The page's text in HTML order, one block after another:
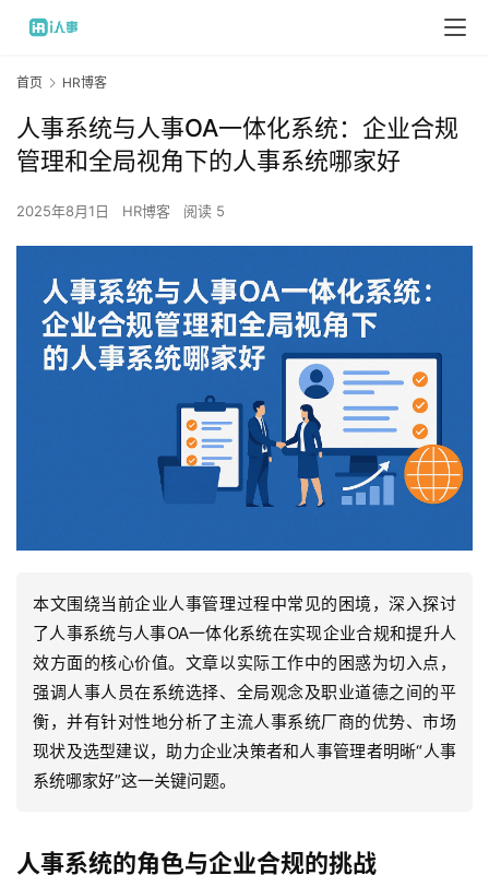
首页 HR博客
人事系统与人事OA一体化系统：企业合规
管理和全局视角下的人事系统哪家好
2025年8月1日 HR博客 阅读 5
本文围绕当前企业人事管理过程中常见的困境，深入探讨
了人事系统与人事OA一体化系统在实现企业合规和提升人
效方面的核心价值。文章以实际工作中的困惑为切入点，
强调人事人员在系统选择、全局观念及职业道德之间的平
衡，并有针对性地分析了主流人事系统厂商的优势、市场
现状及选型建议，助力企业决策者和人事管理者明晰“人事
系统哪家好”这一关键问题。
人事系统的角色与企业合规的挑战